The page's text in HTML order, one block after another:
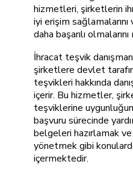
hizmetleri, şirketlerin
iyi erişim
daha başarılı
İhracat teşvik
şirketlere devlet
teşvikleri hakkında
içerir. Bu hizmetler,
teşviklerine
başvuru sürecinde
belgeleri hazırlamak
yönetmek gibi
içermektedir.